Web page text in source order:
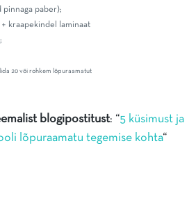
pinnaga paber);
kraapekindel laminaat
20 või rohkem lõpuraamatut
blogipostitust: “5 küsimust ja
lõpuraamatu tegemise kohta“